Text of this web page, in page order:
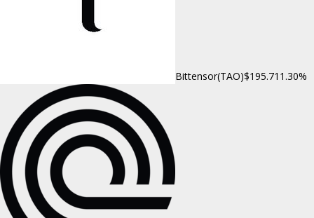
Bittensor(TAO)$195.71 1.30%